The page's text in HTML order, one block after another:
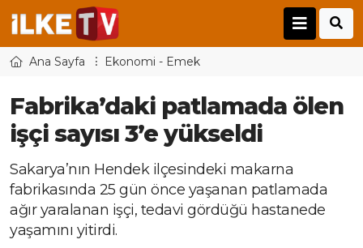
Ana Sayfa Ekonomi - Emek
Fabrika’daki patlamada ölen
işçi sayısı 3’e yükseldi
Sakarya’nın Hendek ilçesindeki makarna
fabrikasında 25 gün önce yaşanan patlamada
ağır yaralanan işçi, tedavi gördüğü hastanede
yaşamını yitirdi.